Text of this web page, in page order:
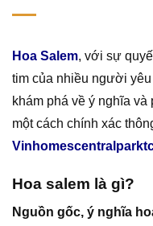
Hoa Salem, với sự
tim của nhiều người
khám phá về ý nghĩa
một cách chính xác
Hoa salem là gì?
Nguồn gốc, ý nghĩa